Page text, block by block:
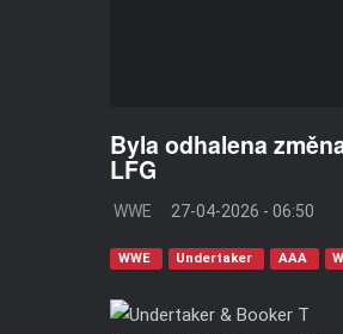
Byla odhalena
LFG
WWE 27-04-2026 - 06:50
WWE Undertaker AAA